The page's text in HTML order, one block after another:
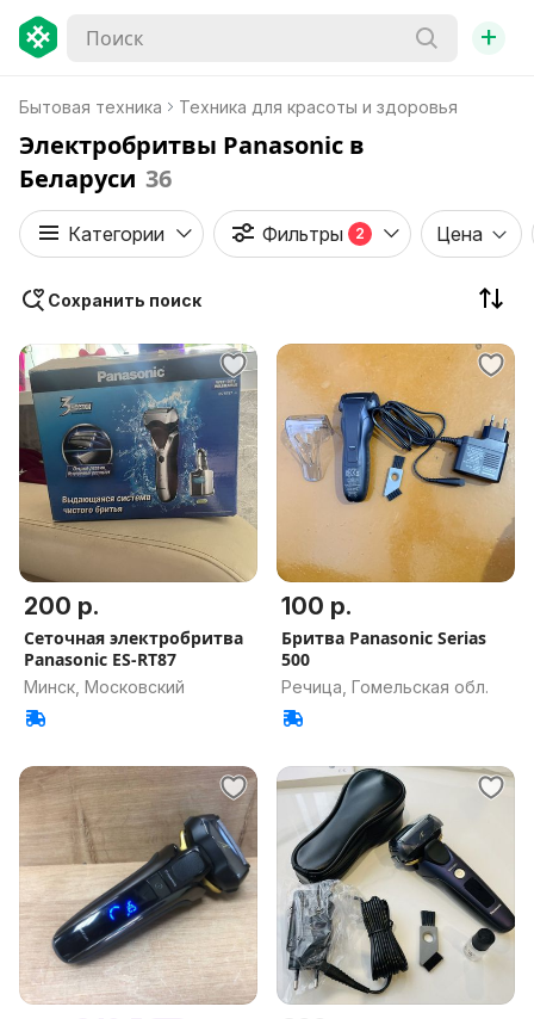
+
Бытовая техника Техника для красоты и здоровья
Электробритвы Panasonic в
Беларуси 36
Категории Фильтры 2 Цена
Сохранить поиск
200 р.
Сеточная электробритва
Panasonic ES-RT87
Минск, Московский
100 р.
Бритва Panasonic Serias
500
Речица, Гомельская обл.